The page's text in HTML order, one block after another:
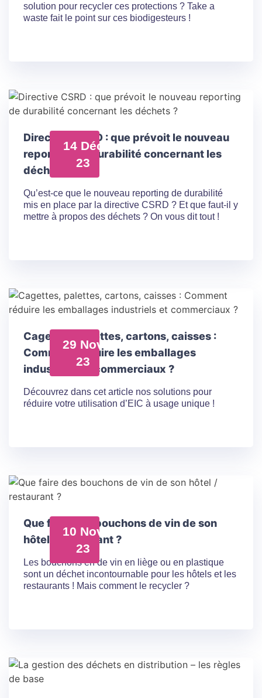
solution pour recycler ces protections ? Take a
waste fait le point sur ces biodigesteurs !
14 Déc
23
Directive CSRD : que prévoit le nouveau
reporting de durabilité concernant les
déchets ?
Qu’est-ce que le nouveau reporting de durabilité
mis en place par la directive CSRD ? Et que faut-il y
mettre à propos des déchets ? On vous dit tout !
29 Nov
23
Cagettes, palettes, cartons, caisses :
Comment réduire les emballages
industriels et commerciaux ?
Découvrez dans cet article nos solutions pour
réduire votre utilisation d’EIC à usage unique !
10 Nov
23
Que faire des bouchons de vin de son
hôtel / restaurant ?
Les bouchons en de vin en liège ou en plastique
sont un déchet incontournable pour les hôtels et les
restaurants ! Mais comment le recycler ?